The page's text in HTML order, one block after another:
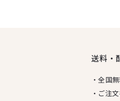
送料・
・全国
・ご注